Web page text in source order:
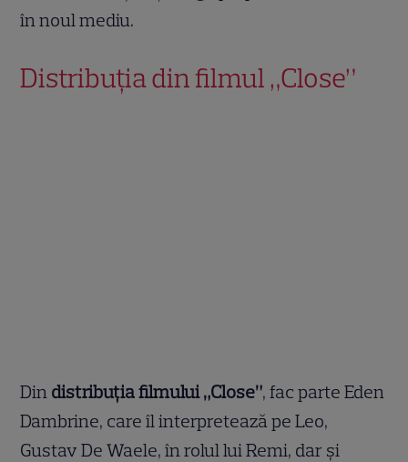
în noul mediu.
Distribuția din filmul „Close”
Din distribuția filmului „Close”, fac parte Eden
Dambrine, care îl interpretează pe Leo,
Gustav De Waele, în rolul lui Remi, dar și